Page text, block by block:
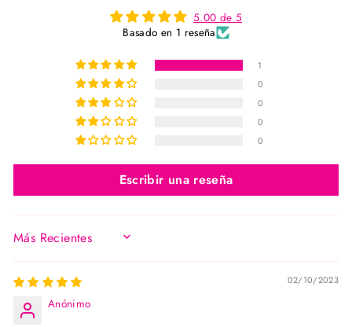
5.00 de 5
Basado en 1 reseña
1
0
0
0
0
Escribir una reseña
SORT BY
02/10/2023
Anónimo